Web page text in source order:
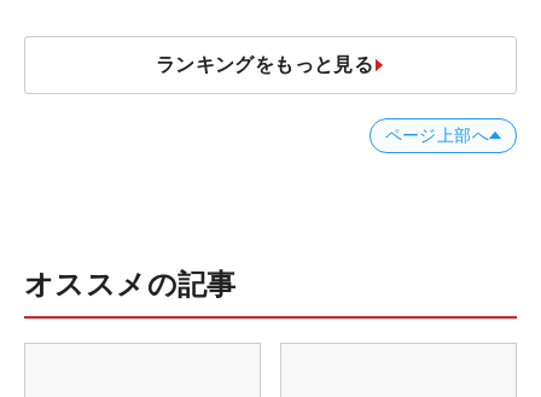
ランキングをもっと見る
ページ上部へ
オススメの記事